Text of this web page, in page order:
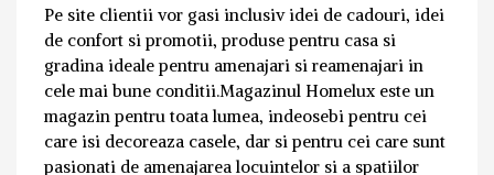
Pe site clientii vor gasi inclusiv idei de cadouri, idei
de confort si promotii, produse pentru casa si
gradina ideale pentru amenajari si reamenajari in
cele mai bune conditii.Magazinul Homelux este un
magazin pentru toata lumea, indeosebi pentru cei
care isi decoreaza casele, dar si pentru cei care sunt
pasionati de amenajarea locuintelor si a spatiilor